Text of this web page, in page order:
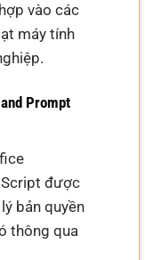
vào các
máy tính
Prompt
được
bản quyền
thông qua